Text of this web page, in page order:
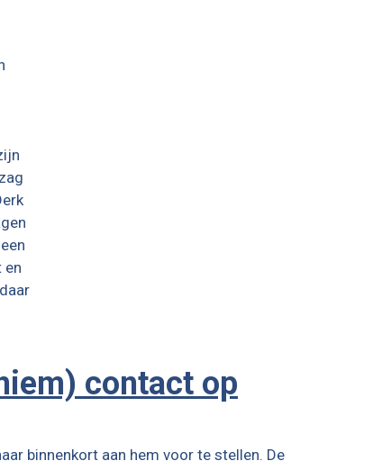
en
contact op
binnenkort aan hem voor te stellen. De